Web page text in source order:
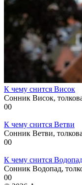
К чему снится Висок
Сонник Висок,
00
К чему снится Ветви
Сонник Ветви,
00
К чему снится
Сонник Водопад,
00